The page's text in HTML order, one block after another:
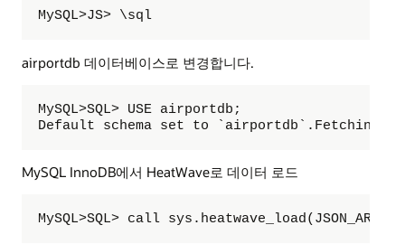
MySQL>JS> \sql
airportdb 데이터베이스로 변경합니다.
MySQL>SQL> USE airportdb;
Default schema set to `airportdb`.Fetching
MySQL InnoDB에서 HeatWave로 데이터 로드
MySQL>SQL> call